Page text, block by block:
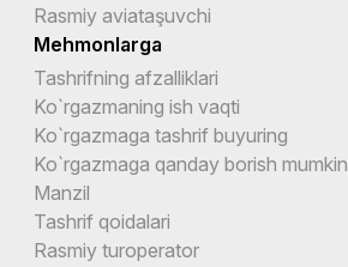
Rasmiy aviataşuvchi
Mehmonlarga
Tashrifning afzalliklari
Ko`rgazmaning ish vaqti
Ko`rgazmaga tashrif buyuring
Ko`rgazmaga qanday borish mumkin
Manzil
Tashrif qoidalari
Rasmiy turoperator